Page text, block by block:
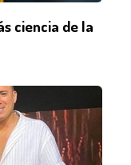
ciencia de la